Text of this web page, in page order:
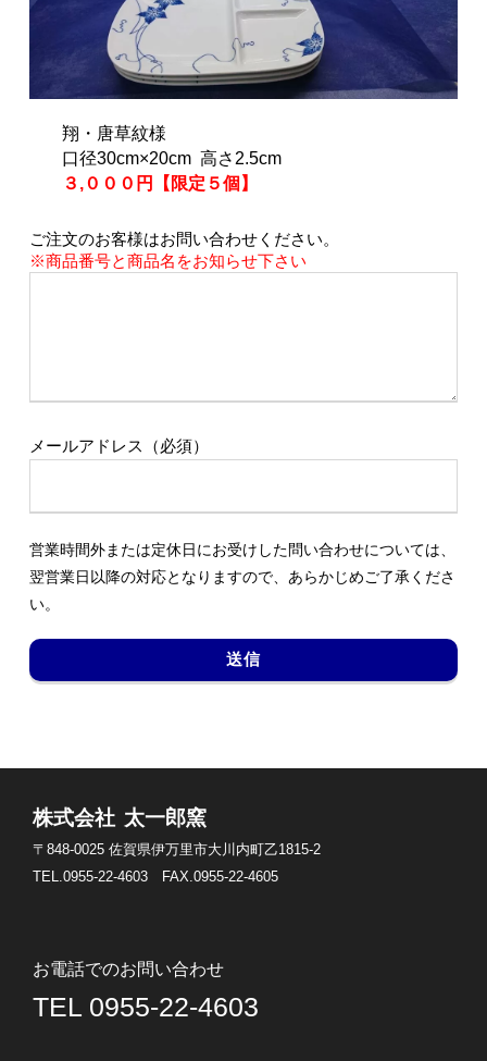
翔・唐草紋様
口径30cm×20cm 高さ2.5cm
３,０００円【限定５個】
ご注文のお客様はお問い合わせください。
※商品番号と商品名をお知らせ下さい
メールアドレス（必須）
営業時間外または定休日にお受けした問い合わせについては、
翌営業日以降の対応となりますので、あらかじめご了承くださ
い。
株式会社 太一郎窯
〒848-0025 佐賀県伊万里市大川内町乙1815-2
TEL.0955-22-4603 FAX.0955-22-4605
お電話でのお問い合わせ
TEL 0955-22-4603